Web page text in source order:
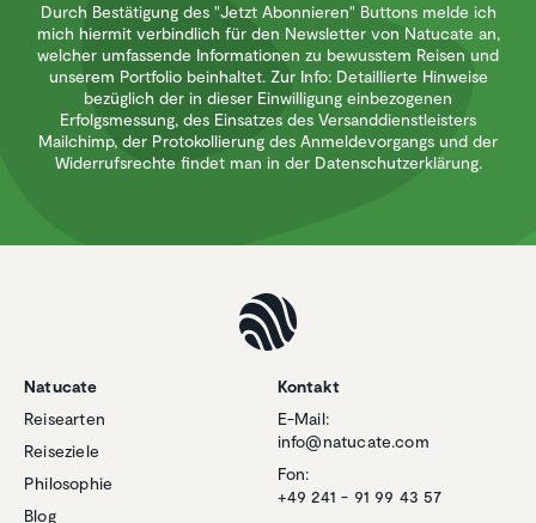
Durch Bestätigung des "Jetzt Abonnieren" Buttons melde ich
mich hiermit verbindlich für den Newsletter von Natucate an,
welcher umfassende Informationen zu bewusstem Reisen und
unserem Portfolio beinhaltet. Zur Info: Detaillierte Hinweise
bezüglich der in dieser Einwilligung einbezogenen
Erfolgsmessung, des Einsatzes des Versanddienstleisters
Mailchimp, der Protokollierung des Anmeldevorgangs und der
Widerrufsrechte findet man in der Datenschutzerklärung.
Natucate
Reisearten
Reiseziele
Philosophie
Blog
Kontakt
E-Mail:
info@natucate.com
Fon:
+49 241 - 91 99 43 57